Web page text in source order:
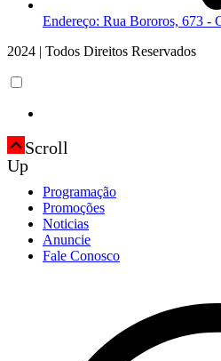
Endereço: Rua Bororos, 673 -
2024 | Todos Direitos Reservados
Scroll
Up
Programação
Promoções
Noticias
Anuncie
Fale Conosco